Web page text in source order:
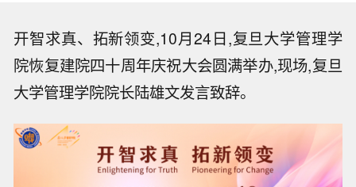
开智求真、拓新领变,10月24日,复旦大学管理学
院恢复建院四十周年庆祝大会圆满举办,现场,复旦
大学管理学院院长陆雄文发言致辞。